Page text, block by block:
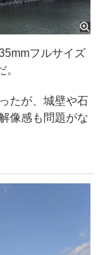
フルサイズ
たが、城壁や石
像感も問題がな